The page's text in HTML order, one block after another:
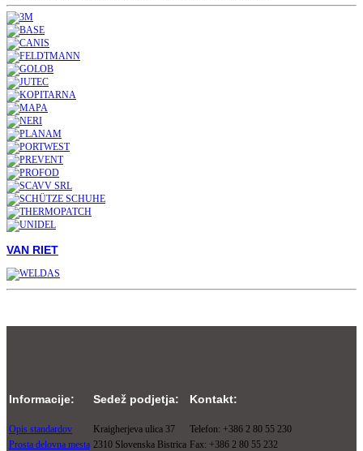
VAN RIET
Informacije: Sedež podjetja: Kontakt:
Opis standardov Kraigherjeva ulica 37
Telefon: +386 2 80 55 230
Prosta delovna mesta 2310 Slovenska Bistrica Fax: +386 2 80 55 232